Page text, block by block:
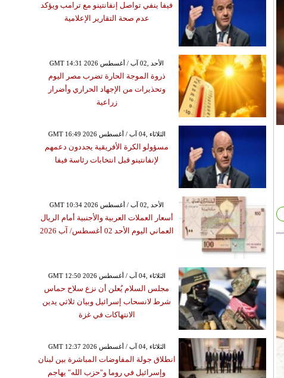
فيفا ينفي تواصل إنفانتينو مع ترامب ويؤكد
عدم صحة التقارير الإعلامية
GMT 14:31 2026 الأحد ,02 آب / أغسطس
ذروة الموجة الحارة تضرب مصر اليوم
وتحذيرات من الإجهاد الحراري وأضرار
زراعية
GMT 16:49 2026 الثلاثاء ,04 آب / أغسطس
مسؤولو الكرة الأفريقية يجددون دعمهم
لإنفانتينو قبل انتخابات رئاسة فيفا
GMT 10:34 2026 الأحد ,02 آب / أغسطس
أسعار العملات العربية والأجنبية أمام الريال
العماني اليوم الأحد 02 أغسطس/ آب 2026
GMT 12:50 2026 الثلاثاء ,04 آب / أغسطس
مجلس السلام يُعلن أن نزع سلاح حماس
شرط لانسحاب إسرائيل وبيان ثلاثي يدين
الانتهاكات في غزة
GMT 12:37 2026 الثلاثاء ,04 آب / أغسطس
انطلاق جولة المفاوضات المباشرة بين لبنان
وإسرائيل في روما و"حزب الله" يهاجم